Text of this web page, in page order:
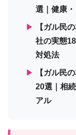
選｜健康
▶
【ガル民
社の実態
対処法
▶
【ガル民
20選｜相
アル